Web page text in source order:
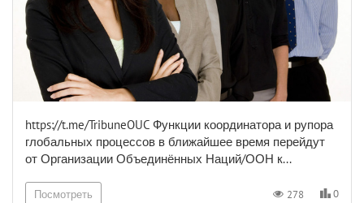
https://t.me/TribuneOUC Функции координатора и рупора
глобальных процессов в ближайшее время перейдут
от Организации Объединённых Наций/ООН к...
Посмотреть 278 0